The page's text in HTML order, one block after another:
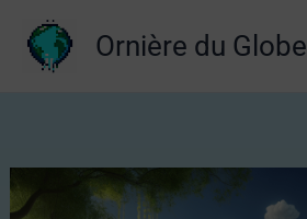
contenu
Ornière du Globe